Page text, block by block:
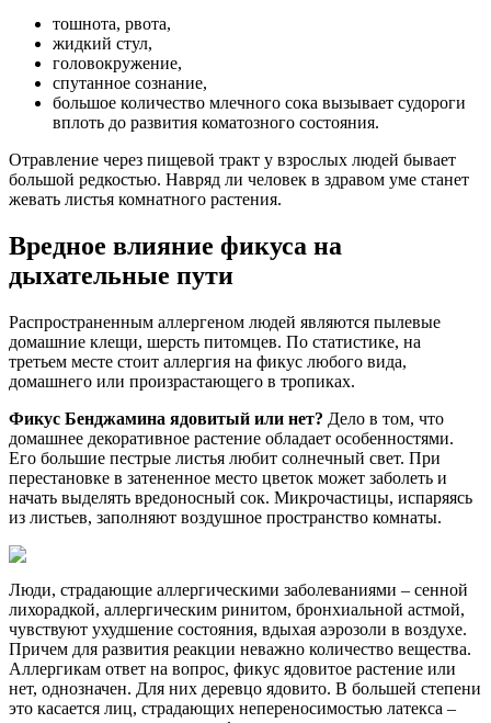
тошнота, рвота,
жидкий стул,
головокружение,
спутанное сознание,
большое количество млечного сока вызывает судороги
вплоть до развития коматозного состояния.
Отравление через пищевой тракт у взрослых людей бывает
большой редкостью. Навряд ли человек в здравом уме станет
жевать листья комнатного растения.
Вредное влияние фикуса на
дыхательные пути
Распространенным аллергеном людей являются пылевые
домашние клещи, шерсть питомцев. По статистике, на
третьем месте стоит аллергия на фикус любого вида,
домашнего или произрастающего в тропиках.
Фикус Бенджамина ядовитый или нет? Дело в том, что
домашнее декоративное растение обладает особенностями.
Его большие пестрые листья любит солнечный свет. При
перестановке в затененное место цветок может заболеть и
начать выделять вредоносный сок. Микрочастицы, испаряясь
из листьев, заполняют воздушное пространство комнаты.
Люди, страдающие аллергическими заболеваниями – сенной
лихорадкой, аллергическим ринитом, бронхиальной астмой,
чувствуют ухудшение состояния, вдыхая аэрозоли в воздухе.
Причем для развития реакции неважно количество вещества.
Аллергикам ответ на вопрос, фикус ядовитое растение или
нет, однозначен. Для них деревцо ядовито. В большей степени
это касается лиц, страдающих непереносимостью латекса –